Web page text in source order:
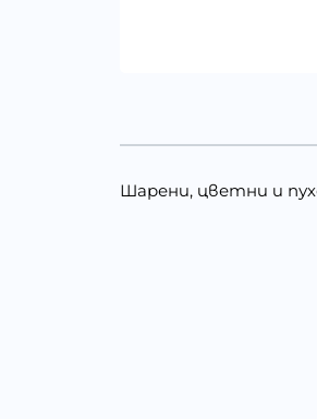
Шарени, цветни и